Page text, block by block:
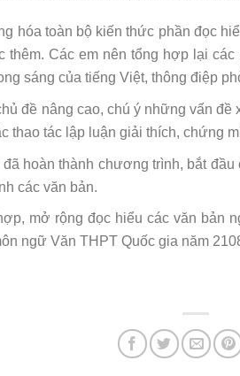
hóa toàn bộ kiến thức phần đọc
thêm. Các em nên tổng hợp lại
sáng của tiếng Việt, thông điệp
đề nâng cao, chú ý những vấn
thao tác lập luận giải thích, chứng
hoàn thành chương trình, bắt
các văn bản.
mở rộng đọc hiểu các văn bản
ngữ Văn THPT Quốc gia năm